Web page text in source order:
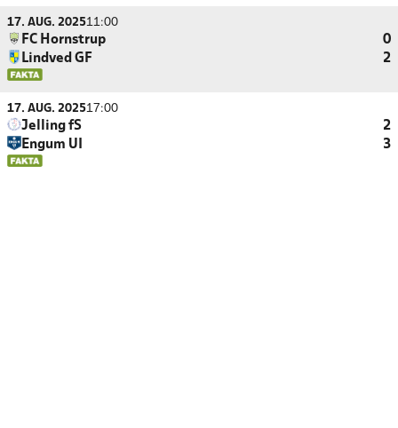
17. AUG. 202511:00
FC Hornstrup
0
Lindved GF
2
17. AUG. 202517:00
Jelling fS
2
Engum UI
3